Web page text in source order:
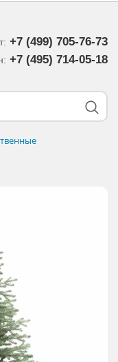
+7 (499) 705-76-73
+7 (495) 714-05-18‬